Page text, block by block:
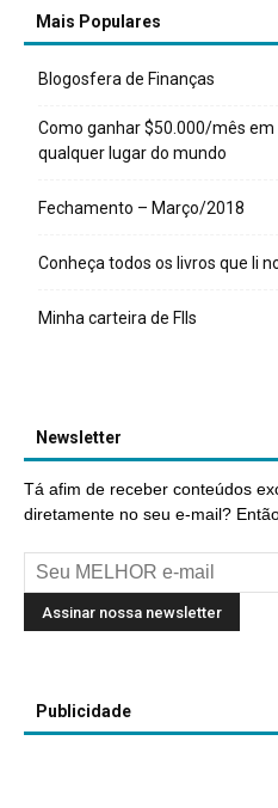
Mais Populares
Blogosfera de Finanças
Como ganhar $50.000/mês
qualquer lugar do mundo
Fechamento – Março/2018
Conheça todos os livros que li
Minha carteira de FIIs
Newsletter
Tá afim de receber conteúdos
diretamente no seu e-mail?
Publicidade